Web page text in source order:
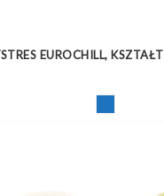
EUROCHILL,